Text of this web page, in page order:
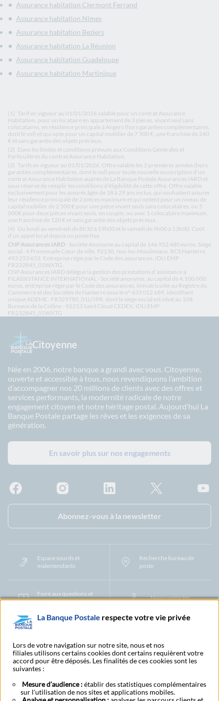
Assurance habitation Clermont Ferrand
Assurance habitation Nimes
Assurance habitation Beziers
Assurance habitation La Réunion
Assurance habitation Guadeloupe
Assurance habitation Martinique
(1) Tarif en vigueur au 01/01/2026 valable pour un contrat Assurance
Habitation, pour un locataire en appartement de 3 pièces, vivant seul sans
colocataires, en résidence principale à Angers (hors garanties complémentaires,
dont le vol) et qui opte pour un capital mobilier de 7 500 €, une franchise de 240
€ et sans garantie des objets précieux.
(2) Dans les limites et conditions prévues aux Conditions Générales et
Particulières du contrat Assurance Habitation.
(3) Tarifs en vigueur au 01/01/2026. Offre valable les 2 premières années (hors
garanties complémentaires, dont le vol) pour toute nouvelle souscription d’un
contrat Assurance Habitation auprès de La Banque Postale Assurances IARD et
sous réserve de remplir les conditions d’éligibilité de cette offre. Offre valable
exclusivement pour les assurés âgés de 18 à 29 ans inclus, qui souhaitent assurer
leur résidence principale de 2 pièces maximum et qui optent pour un niveau de
capital mobilier de 2 500 € pour une pièce vivant seuls sans colocataires, ou 5
000€ pour deux pièces vivant seuls, en couple, ou avec 1 colocataire maximum,
une franchise de 120 € et sans garantie des objets précieux.
(4) Du lundi au vendredi de 8h30 à 19h00 et le samedi de 9h00 à 13h00. Coût
d’un appel local depuis un poste fixe.
CNP Assurances IARD - Société Anonyme au capital de 146 952 480 euros. Siège
social : 4 Promenade Cœur de ville, 92130, Issy-les-Moulineaux. RCS Nanterre
493 253 652. Entreprise régie par le Code des assurances. IDU EMP
FR232845_01WXTG.
CNP Assurances IARD délègue la gestion des prestations d’assistance à
FILASSISTANCE INTERNATIONAL - Société anonyme, au capital de 4.100.000
euros, entreprise régie par le Code des assurances, immatriculée au Registre du
Commerce et des Sociétés de Nanterre sous le n° 433 012 689, identifiant
unique ADEME : FR329780_01LOPR, dont le siège social est situé au 108,
Bureaux de la Colline - 92213 Saint Cloud CEDEX. IDU EMP
FR232845_01WXTG
Citoyenne
Née en 2006, notre banque a grandi avec vous. Citoyenne,
ouverte et accessible à tous, nous revendiquons l’ambition
d’accompagner nos 20 millions de clients avec des offres et
services performants, la modernité radicale de notre
engagement citoyen et notre héritage postal. Aujourd’hui La
Banque Postale partage les rêves et les exigences de sa
génération.
En savoir plus sur nos engagements
Abonnez-vous à la newsletter
Espace sourds et
malentendants
Recherche bureau de
poste
Foire aux questions et
centre d'aide
Nous contacter
Protection des Données à Caractère PersonnelFiliales et partenaires
CookiesGestion des cookiesActualiser vos informations
Contestation et réclamation Coordonnées Centres Financiers
Alertes fraudes et points de vigilance Actualités réglementaires CGU
Aide navigateur et systèmes d'exploitation
La Banque Postale respecte votre vie privée
Lors de votre navigation sur notre site, nous et nos
filiales utilisons certains cookies dont certains requièrent votre
accord pour être déposés. Les finalités de ces cookies sont les
suivantes :
Mesure d’audience :établir des statistiques complémentaires
sur l'utilisation de nos sites et applications mobiles.